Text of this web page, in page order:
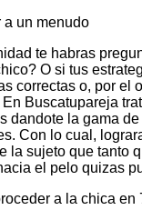
a un menudo
te habras
O si tus
correctas o, por el
Buscatupareja
dandote la gama de
Con lo cual,
la sujeto que tanto
el pelo quizas
a la chica en